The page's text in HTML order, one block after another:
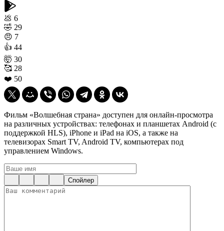
💩 6
🤣 29
😠 7
👍 44
🤯 30
🥰 28
❤️ 50
Фильм «Волшебная страна» доступен для онлайн-просмотра
на различных устройствах: телефонах и планшетах Android (с
поддержкой HLS), iPhone и iPad на iOS, а также на
телевизорах Smart TV, Android TV, компьютерах под
управлением Windows.
Спойлер